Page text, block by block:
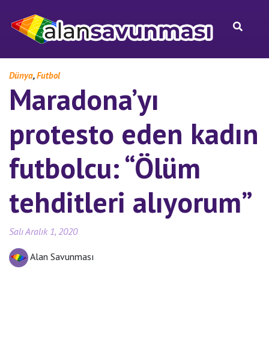
Dünya,Futbol
Maradona’yı
protesto eden kadın
futbolcu: “Ölüm
tehditleri alıyorum”
Salı Aralık 1, 2020
Alan Savunması